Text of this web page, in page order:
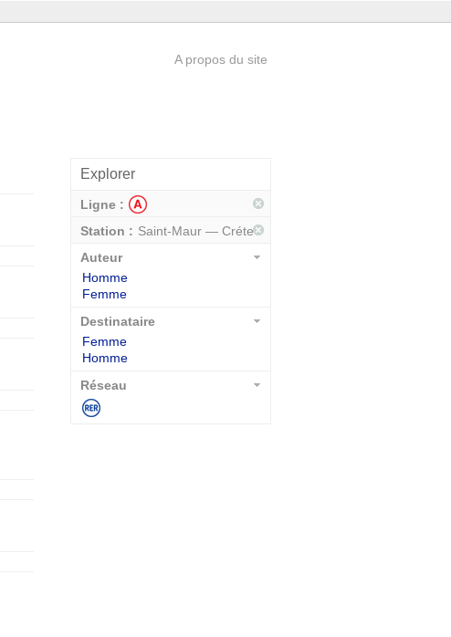
A propos du site
Explorer
Ligne :
Station : Saint-Maur — Créteil
Auteur
Homme
Femme
Destinataire
Femme
Homme
Réseau